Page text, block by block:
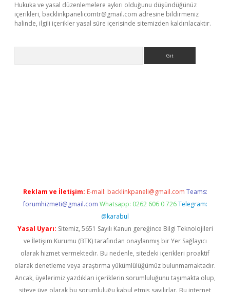
Hukuka ve yasal düzenlemelere aykırı olduğunu düşündüğünüz
içerikleri, backlinkpanelicomtr@gmail.com adresine bildirmeniz
halinde, ilgili içerikler yasal süre içerisinde sitemizden kaldırılacaktır.
Reklam ve İletişim: E-mail: backlinkpaneli@gmail.com Teams:
forumhizmeti@gmail.com Whatsapp: 0262 606 0 726 Telegram:
@karabul
Yasal Uyarı: Sitemiz, 5651 Sayılı Kanun gereğince Bilgi Teknolojileri
ve İletişim Kurumu (BTK) tarafından onaylanmış bir Yer Sağlayıcı
olarak hizmet vermektedir. Bu nedenle, sitedeki içerikleri proaktif
olarak denetleme veya araştırma yükümlülüğümüz bulunmamaktadır.
Ancak, üyelerimiz yazdıkları içeriklerin sorumluluğunu taşımakta olup,
siteye üye olarak bu sorumluluğu kabul etmiş sayılırlar. Bu internet